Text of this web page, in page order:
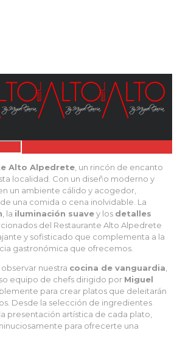
Alto Alpedrete , un rincón de encanto
localidad. Con un diseño moderno y
un ambiente cálido y acogedor,
una comida o cena inolvidable. La
, la iluminación suavey los detalles
del Restaurante Alto Alpedrete
y sofisticado que complementa a la
gastronómica que ofrecemos.
nuestra cocina de vanguardia
equipo de chefs dirigido por Miguel
para crear platos que deleitarán
Desde la selección de ingredientes
presentación artística de cada plato,
para ofrecerte una